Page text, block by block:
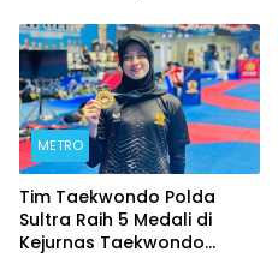
Kemajuan Daerah
METRO
Tim Taekwondo Polda
Sultra Raih 5 Medali di
Kejurnas Taekwondo